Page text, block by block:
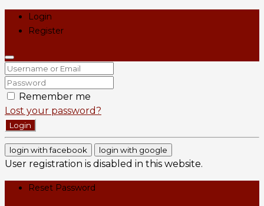
Login
Register
Remember me
Lost your password?
Login
login with facebook login with google
User registration is disabled in this website.
Reset Password